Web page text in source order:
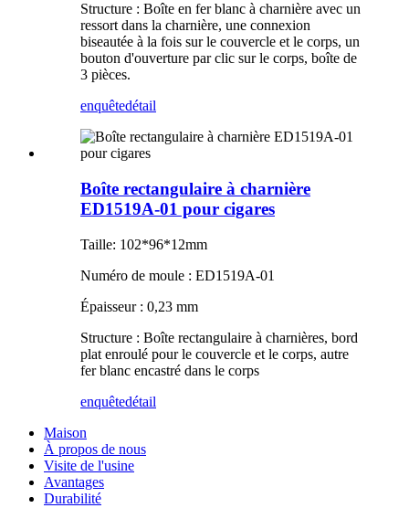
Structure : Boîte en fer blanc à charnière avec un
ressort dans la charnière, une connexion
biseautée à la fois sur le couvercle et le corps, un
bouton d'ouverture par clic sur le corps, boîte de
3 pièces.
enquêtedétail
Boîte rectangulaire à charnière
ED1519A-01 pour cigares
Taille: 102*96*12mm
Numéro de moule : ED1519A-01
Épaisseur : 0,23 mm
Structure : Boîte rectangulaire à charnières, bord
plat enroulé pour le couvercle et le corps, autre
fer blanc encastré dans le corps
enquêtedétail
Maison
À propos de nous
Visite de l'usine
Avantages
Durabilité